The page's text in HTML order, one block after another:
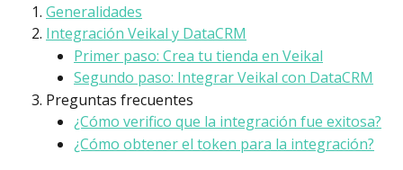
Generalidades
Integración Veikal y DataCRM
Primer paso: Crea tu tienda en Veikal
Segundo paso: Integrar Veikal con DataCRM
Preguntas frecuentes
¿Cómo verifico que la integración fue exitosa?
¿Cómo obtener el token para la integración?